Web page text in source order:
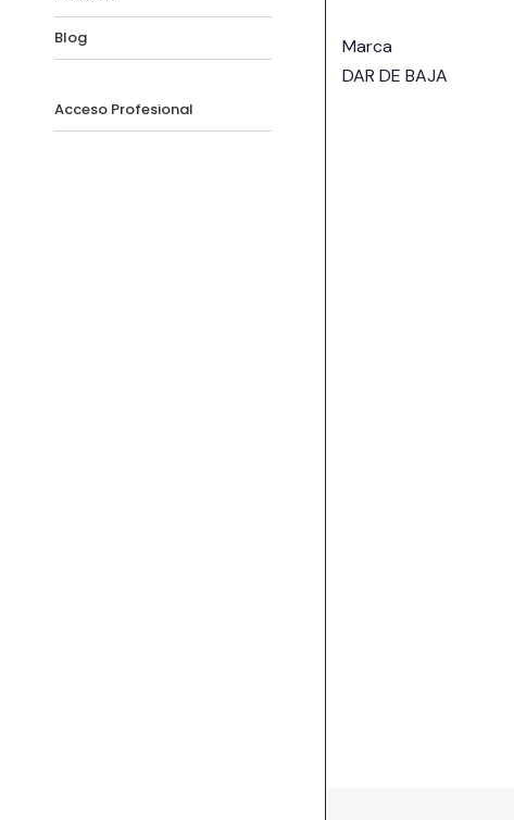
Blog
Acceso Profesional
Marca
DAR DE BAJA